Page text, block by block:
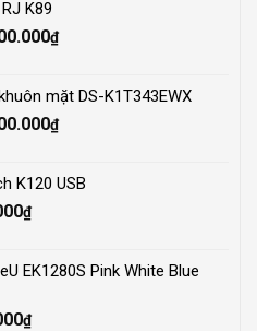
K89
₫Current
2.800.000₫.
mặt DS-K1T343EWX
₫Current
3.500.000₫.
K120 USB
₫Current
195.000₫.
EK1280S Pink White Blue
₫Current